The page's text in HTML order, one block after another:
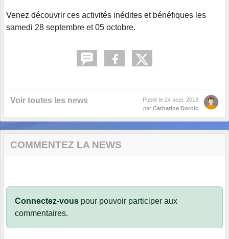
Venez découvrir ces activités inédites et bénéfiques les
samedi 28 septembre et 05 octobre.
Voir toutes les news Publié le 24 sept. 2013
par Catherine Dornic
COMMENTEZ LA NEWS
Connectez-vous pour pouvoir participer aux
commentaires.